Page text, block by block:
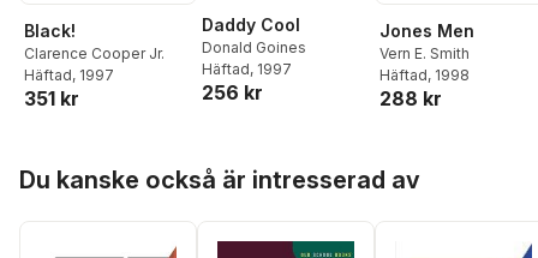
Black!
Clarence Cooper Jr.
Häftad, 1997
351 kr
Daddy Cool
Donald Goines
Häftad, 1997
256 kr
Jones Men
Vern E. Smith
Häftad, 1998
288 kr
Du kanske också är intresserad av